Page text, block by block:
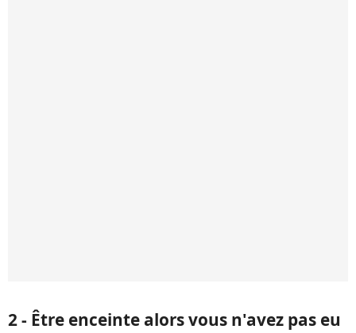
2 - Être enceinte alors vous n'avez pas eu